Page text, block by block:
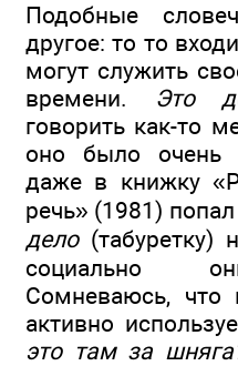
Подобные
другое: то то
могут служить
времени. Это
говорить как-то
оно было очень
даже в книжку
речь» (1981)
дело(табуретку)
социально
Сомневаюсь, что
активно
это там за